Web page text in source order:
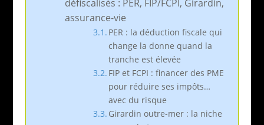
défiscalisés : PER, FIP/FCPI, Girardin,
assurance-vie
PER : la déduction fiscale qui
change la donne quand la
tranche est élevée
FIP et FCPI : financer des PME
pour réduire ses impôts…
avec du risque
Girardin outre-mer : la niche